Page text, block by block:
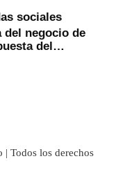
sociales
del negocio de
del
Todos los derechos